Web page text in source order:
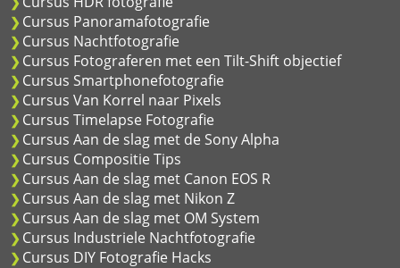
Cursus Panoramafotografie
Cursus Nachtfotografie
Cursus Fotograferen met een Tilt-Shift objectief
Cursus Smartphonefotografie
Cursus Van Korrel naar Pixels
Cursus Timelapse Fotografie
Cursus Aan de slag met de Sony Alpha
Cursus Compositie Tips
Cursus Aan de slag met Canon EOS R
Cursus Aan de slag met Nikon Z
Cursus Aan de slag met OM System
Cursus Industriele Nachtfotografie
Cursus DIY Fotografie Hacks